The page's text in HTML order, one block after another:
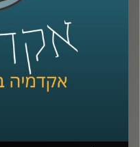
על כל אלו נדבר עם ד״ר
בנושא חוקיות רחפנים
מעורבות האדם בחוג
קרדיט תמונות: